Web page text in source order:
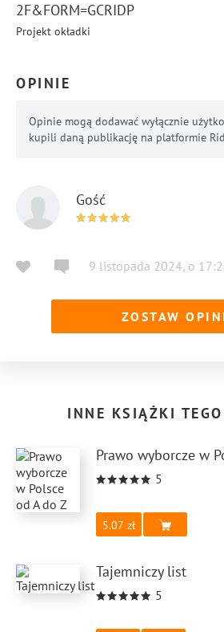
2F&FORM=GCRIDP
Projekt okładki
OPINIE
Opinie mogą dodawać wyłącznie
kupili daną publikację na platformie
Gość
9 listopada 2024, o
ZOSTAW
INNE KSIĄŻKI
Prawo wyborcze w
5
5.07
Tajemniczy list
5